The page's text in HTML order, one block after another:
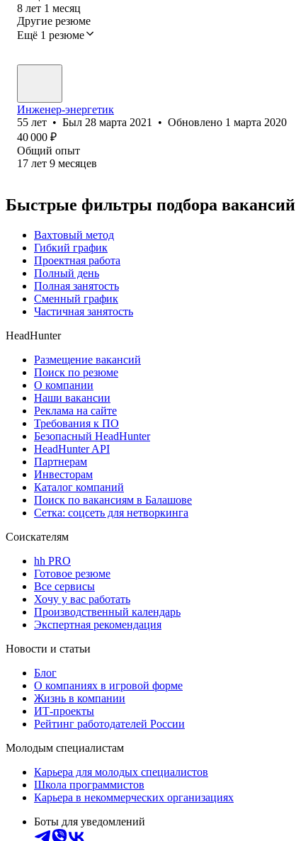
8 лет 1 месяц
Другие резюме
Ещё 1 резюме
Инженер-энергетик
55 лет • Был 28 марта 2021 • Обновлено 1 марта 2020
40 000 ₽
Общий опыт
17 лет 9 месяцев
Быстрые фильтры подбора вакансий
Вахтовый метод
Гибкий график
Проектная работа
Полный день
Полная занятость
Сменный график
Частичная занятость
HeadHunter
Размещение вакансий
Поиск по резюме
О компании
Наши вакансии
Реклама на сайте
Требования к ПО
Безопасный HeadHunter
HeadHunter API
Партнерам
Инвесторам
Каталог компаний
Поиск по вакансиям в Балашове
Сетка: соцсеть для нетворкинга
Соискателям
hh PRO
Готовое резюме
Все сервисы
Хочу у вас работать
Производственный календарь
Экспертная рекомендация
Новости и статьи
Блог
О компаниях в игровой форме
Жизнь в компании
ИТ-проекты
Рейтинг работодателей России
Молодым специалистам
Карьера для молодых специалистов
Школа программистов
Карьера в некоммерческих организациях
Боты для уведомлений